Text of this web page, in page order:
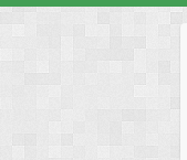
content